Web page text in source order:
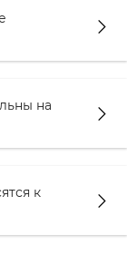
всегда
ароматами.
сорта,
методами.
ценным.
на
к